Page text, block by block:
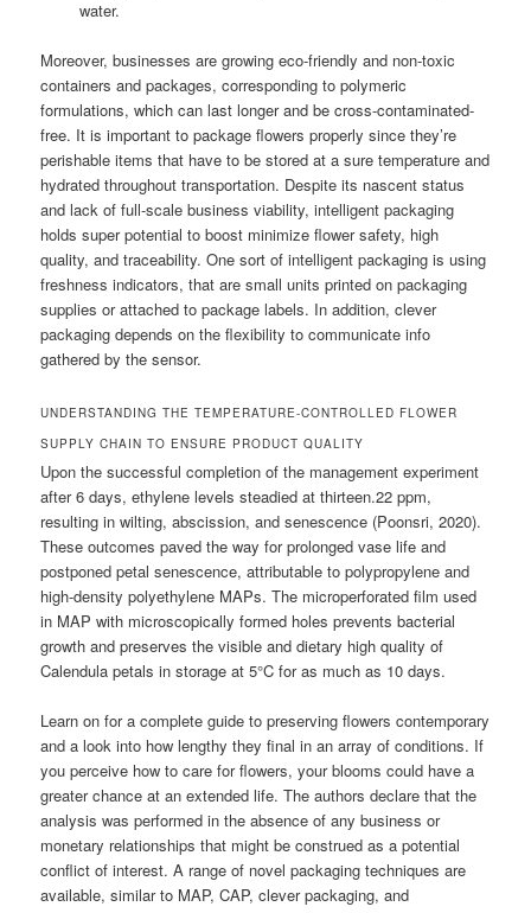
water.
Moreover, businesses are growing eco-friendly and non-toxic
containers and packages, corresponding to polymeric
formulations, which can last longer and be cross-contaminated-
free. It is important to package flowers properly since they’re
perishable items that have to be stored at a sure temperature and
hydrated throughout transportation. Despite its nascent status
and lack of full-scale business viability, intelligent packaging
holds super potential to boost minimize flower safety, high
quality, and traceability. One sort of intelligent packaging is using
freshness indicators, that are small units printed on packaging
supplies or attached to package labels. In addition, clever
packaging depends on the flexibility to communicate info
gathered by the sensor.
UNDERSTANDING THE TEMPERATURE-CONTROLLED FLOWER
SUPPLY CHAIN TO ENSURE PRODUCT QUALITY
Upon the successful completion of the management experiment
after 6 days, ethylene levels steadied at thirteen.22 ppm,
resulting in wilting, abscission, and senescence (Poonsri, 2020).
These outcomes paved the way for prolonged vase life and
postponed petal senescence, attributable to polypropylene and
high-density polyethylene MAPs. The microperforated film used
in MAP with microscopically formed holes prevents bacterial
growth and preserves the visible and dietary high quality of
Calendula petals in storage at 5°C for as much as 10 days.
Learn on for a complete guide to preserving flowers contemporary
and a look into how lengthy they final in an array of conditions. If
you perceive how to care for flowers, your blooms could have a
greater chance at an extended life. The authors declare that the
analysis was performed in the absence of any business or
monetary relationships that might be construed as a potential
conflict of interest. A range of novel packaging techniques are
available, similar to MAP, CAP, clever packaging, and